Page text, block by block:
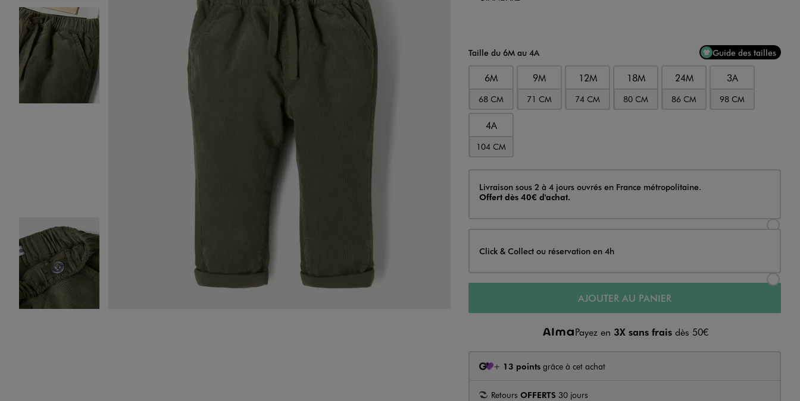
Image 2 sur 5
Taille du 6M au 4A Guide des tailles
6M
68 CM
9M
71 CM
12M
74 CM
18M
80 CM
24M
86 CM
3A
98 CM
4A
104 CM
Livraison
Livraison sous 2 à 4 jours ouvrés en France métropolitaine.
Offert dès 40€ d'achat.
Click & Collect ou réservation en 4h
AJOUTER AU PANIER
Payez en 3X sans fraisdès 50€
+ 13 pointsgrâce à cet achat
Retours OFFERTS 30 jours